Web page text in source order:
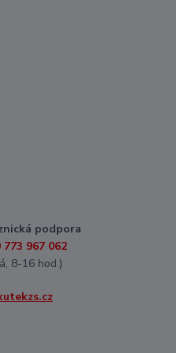
podpora
773 967 062
8-16 hod.)